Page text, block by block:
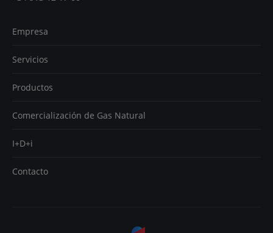
Empresa
Servicios
Productos
Comercialización de Gas Natural
I+D+i
Contacto